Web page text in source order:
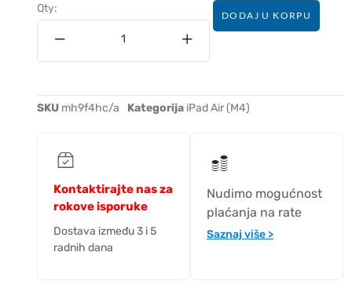
Qty:
DODAJ U KORPU
SKU mh9f4hc/a Kategorija iPad Air (M4)
Kontaktirajte nas za
rokove isporuke
Dostava između 3 i 5
radnih dana
Nudimo mogućnost
plaćanja na rate
Saznaj više >